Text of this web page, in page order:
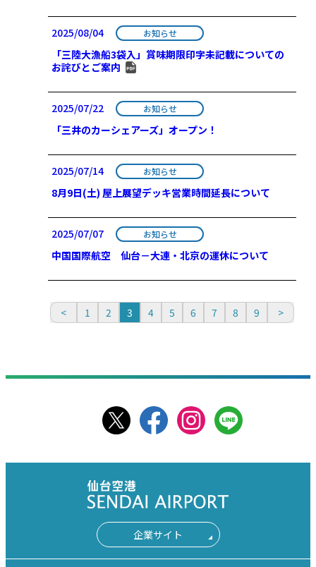
2025/08/04 お知らせ
「三陸大漁船3袋入」賞味期限印字未記載についての
お詫びとご案内
2025/07/22 お知らせ
「三井のカーシェアーズ」オープン！
2025/07/14 お知らせ
8月9日(土) 屋上展望デッキ営業時間延長について
2025/07/07 お知らせ
中国国際航空 仙台－大連・北京の運休について
1 2 3 4 5 6 7 8 9
企業サイト